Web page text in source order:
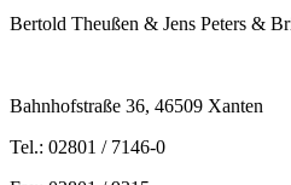
Bertold Theußen & Jens Peters &
Bahnhofstraße 36, 46509 Xanten
Tel.: 02801 / 7146-0